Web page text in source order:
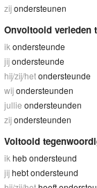
zijondersteunen
Onvoltooid verleden
ik ondersteunde
jijondersteunde
hij/zij/hetondersteunde
wijondersteunden
jullie ondersteunden
zijondersteunden
Voltooid
ikheb ondersteund
jijhebt ondersteund